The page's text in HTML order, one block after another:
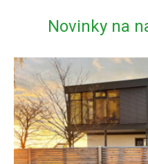
Novinky na